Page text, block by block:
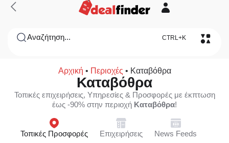
Αναζήτηση... CTRL+K
Αρχική • Περιοχές • Καταβόθρα
Καταβόθρα
Τοπικές επιχειρήσεις, Υπηρεσίες & Προσφορές με έκπτωση
έως -90% στην περιοχή Καταβόθρα!
Τοπικές Προσφορές Επιχειρήσεις News Feeds